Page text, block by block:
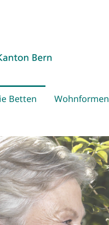
Betten Wohnformen